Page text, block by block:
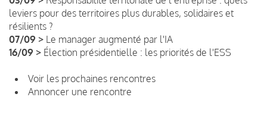
leviers pour des territoires plus durables, solidaires et
résilients ?
07/09 > Le manager augmenté par l'IA
16/09 > Élection présidentielle : les priorités de l'ESS
Voir les prochaines rencontres
Annoncer une rencontre